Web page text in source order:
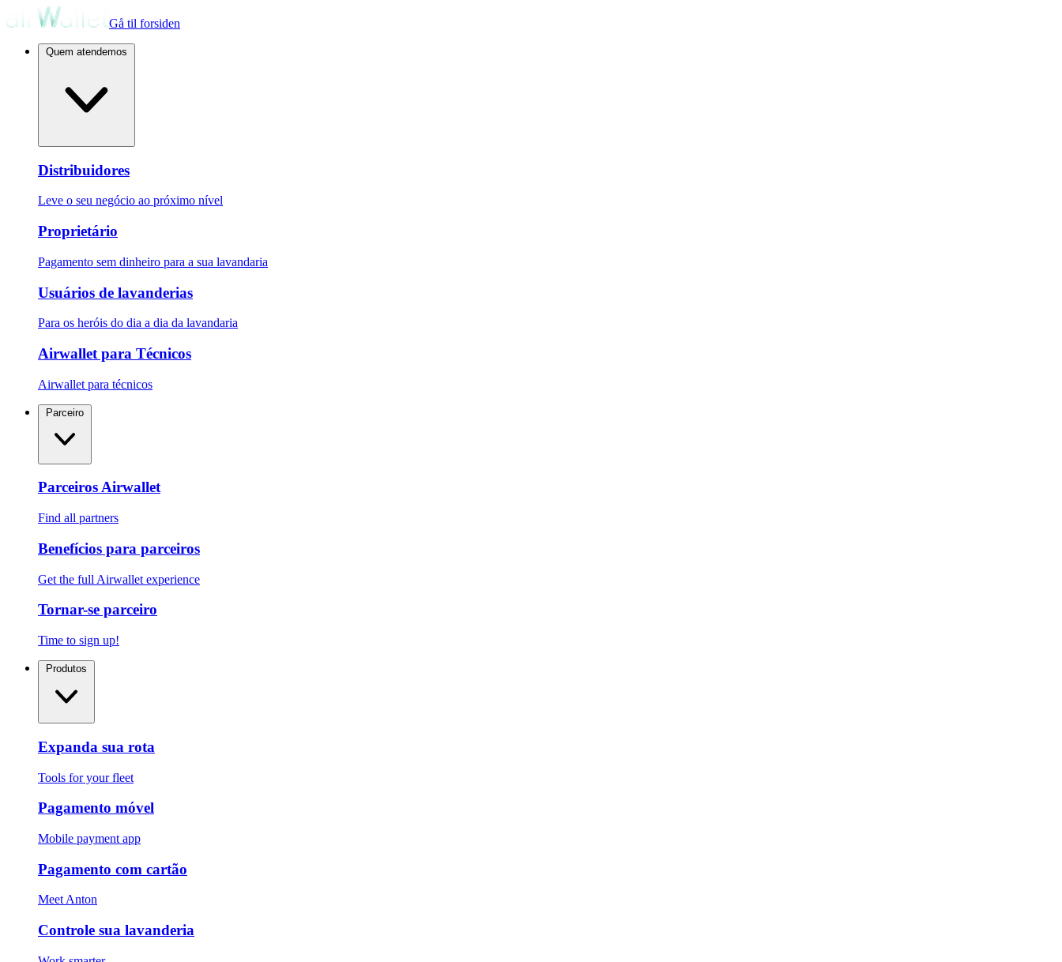
Gå til forsiden
Distribuidores
Leve o seu negócio ao próximo nível
Proprietário
Pagamento sem dinheiro para a sua lavandaria
Usuários de lavanderias
Para os heróis do dia a dia da lavandaria
Airwallet para Técnicos
Airwallet para técnicos
Parceiros Airwallet
Find all partners
Benefícios para parceiros
Get the full Airwallet experience
Tornar-se parceiro
Time to sign up!
Expanda sua rota
Tools for your fleet
Pagamento móvel
Mobile payment app
Pagamento com cartão
Meet Anton
Controle sua lavanderia